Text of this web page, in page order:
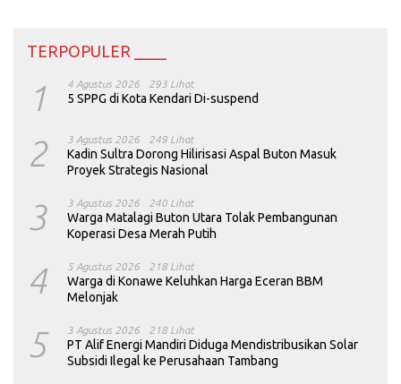
TERPOPULER ____
1 4 Agustus 2026 293 Lihat
5 SPPG di Kota Kendari Di-suspend
2 3 Agustus 2026 249 Lihat
Kadin Sultra Dorong Hilirisasi Aspal Buton Masuk
Proyek Strategis Nasional
3 3 Agustus 2026 240 Lihat
Warga Matalagi Buton Utara Tolak Pembangunan
Koperasi Desa Merah Putih
4 5 Agustus 2026 218 Lihat
Warga di Konawe Keluhkan Harga Eceran BBM
Melonjak
5 3 Agustus 2026 218 Lihat
PT Alif Energi Mandiri Diduga Mendistribusikan Solar
Subsidi Ilegal ke Perusahaan Tambang